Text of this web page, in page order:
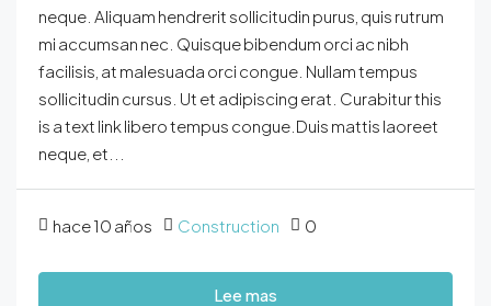
neque. Aliquam hendrerit sollicitudin purus, quis rutrum
mi accumsan nec. Quisque bibendum orci ac nibh
facilisis, at malesuada orci congue. Nullam tempus
sollicitudin cursus. Ut et adipiscing erat. Curabitur this
is a text link libero tempus congue.Duis mattis laoreet
neque, et...
hace 10 años Construction 0
Lee mas